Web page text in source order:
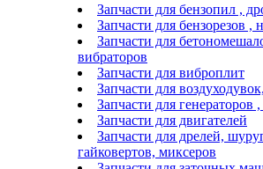
Запчасти для бензопил ,
Запчасти для бензорезов ,
Запчасти для
вибраторов
Запчасти для виброплит
Запчасти для
Запчасти для генераторов
Запчасти для двигателей
Запчасти для дрелей,
гайковертов, миксеров